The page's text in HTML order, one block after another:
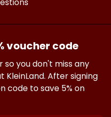
voucher code
you don't miss any
After signing
code to save 5% on